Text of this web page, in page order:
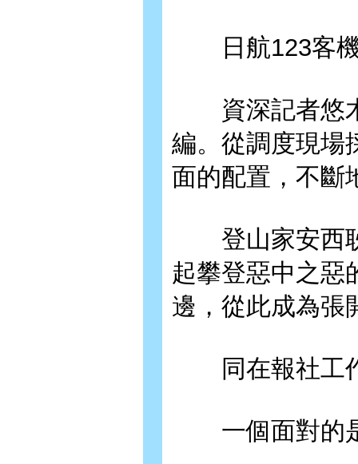
日航123客機
資深記者悠木
編。從調度現場
面的配置，不斷
登山家安西耿
起攀登惡中之惡
邊，從此成為張
同在報社工作
一個面對的是